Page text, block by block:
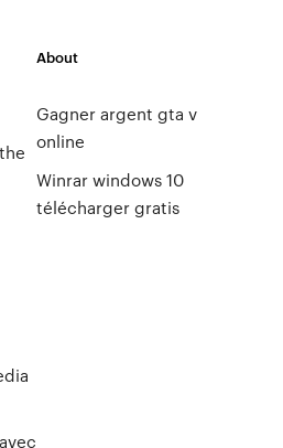
About
Gagner argent gta v
online
Winrar windows 10
télécharger gratis